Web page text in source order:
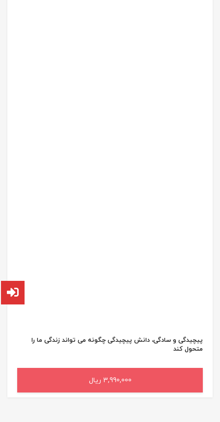
پیچیدگی و سادگی، دانش پیچیدگی چگونه می تواند زندگی ما را
متحول کند
3,990,000 ریال
افزودن به سبد خرید